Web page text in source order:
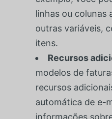
linhas ou colunas
outras variáveis,
itens.
Recursos
modelos de
recursos
automática de e-
informações